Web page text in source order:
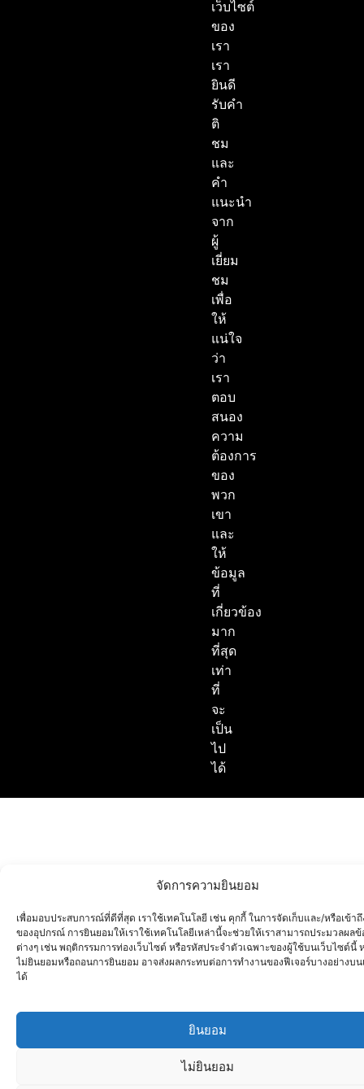
จัดการความยินยอม
เพื่อมอบประสบการณ์ที่ดีที่สุด เราใช้เทคโนโลยี เช่น คุกกี้ ในการจัดเก็บและ/หรือเข้า
ของอุปกรณ์ การยินยอมให้เราใช้เทคโนโลยีเหล่านี้จะช่วยให้เราสามารถประมวลผล
ต่างๆ เช่น พฤติกรรมการท่องเว็บไซต์ หรือรหัสประจำตัวเฉพาะของผู้ใช้บนเว็บไซต์นี้
ไม่ยินยอมหรือถอนการยินยอม อาจส่งผลกระทบต่อการทำงานของฟีเจอร์บางอย่างบน
ได้
ยินยอม
ไม่ยินยอม
เว็บไซต์
ของ
เรา
เรา
ยินดี
รับคำ
ติ
ชม
และ
คำ
แนะนำ
จาก
ผู้
เยี่ยม
ชม
เพื่อ
ให้
แน่ใจ
ว่า
เรา
ตอบ
สนอง
ความ
ต้องการ
ของ
พวก
เขา
และ
ให้
ข้อมูล
ที่
เกี่ยวข้อง
มาก
ที่สุด
เท่า
ที่
จะ
เป็น
ไป
ได้